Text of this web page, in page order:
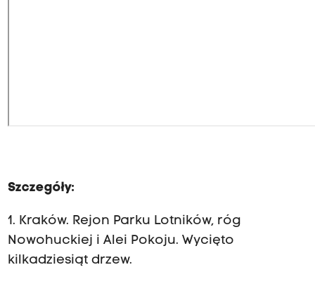
Szczegóły:
1. Kraków. Rejon Parku Lotników, róg
Nowohuckiej i Alei Pokoju. Wycięto
kilkadziesiąt drzew.